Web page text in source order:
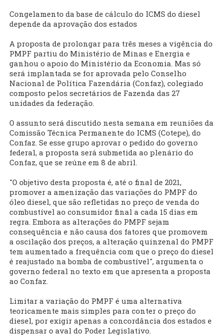
Congelamento da base de cálculo do ICMS do diesel
depende da aprovação dos estados
A proposta de prolongar para três meses a vigência do
PMPF partiu do Ministério de Minas e Energia e
ganhou o apoio do Ministério da Economia. Mas só
será implantada se for aprovada pelo Conselho
Nacional de Política Fazendária (Confaz), colegiado
composto pelos secretários de Fazenda das 27
unidades da federação.
O assunto será discutido nesta semana em reuniões da
Comissão Técnica Permanente do ICMS (Cotepe), do
Confaz. Se esse grupo aprovar o pedido do governo
federal, a proposta será submetida ao plenário do
Confaz, que se reúne em 8 de abril.
"O objetivo desta proposta é, até o final de 2021,
promover a amenização das variações do PMPF do
óleo diesel, que são refletidas no preço de venda do
combustível ao consumidor final a cada 15 dias em
regra. Embora as alterações do PMPF sejam
consequência e não causa dos fatores que promovem
a oscilação dos preços, a alteração quinzenal do PMPF
tem aumentado a frequência com que o preço do diesel
é reajustado na bomba de combustível", argumenta o
governo federal no texto em que apresenta a proposta
ao Confaz.
Limitar a variação do PMPF é uma alternativa
teoricamente mais simples para conter o preço do
diesel, por exigir apenas a concordância dos estados e
dispensar o aval do Poder Legislativo.